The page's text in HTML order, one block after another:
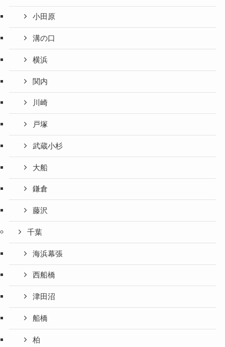
小田原
溝の口
横浜
関内
川崎
戸塚
武蔵小杉
大船
鎌倉
藤沢
千葉
海浜幕張
西船橋
津田沼
船橋
柏